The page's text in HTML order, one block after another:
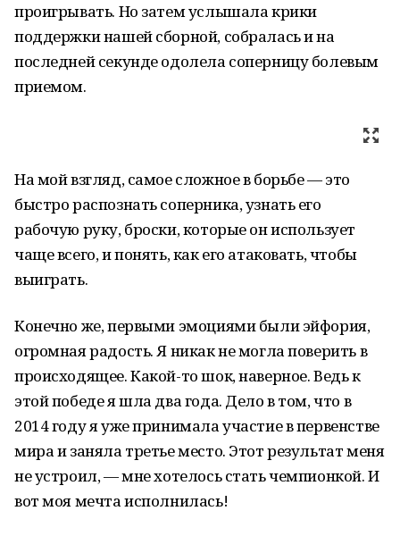
проигрывать. Но затем услышала крики
поддержки нашей сборной, собралась и на
последней секунде одолела соперницу болевым
приемом.
На мой взгляд, самое сложное в борьбе — это
быстро распознать соперника, узнать его
рабочую руку, броски, которые он использует
чаще всего, и понять, как его атаковать, чтобы
выиграть.
Конечно же, первыми эмоциями были эйфория,
огромная радость. Я никак не могла поверить в
происходящее. Какой-то шок, наверное. Ведь к
этой победе я шла два года. Дело в том, что в
2014 году я уже принимала участие в первенстве
мира и заняла третье место. Этот результат меня
не устроил, — мне хотелось стать чемпионкой. И
вот моя мечта исполнилась!